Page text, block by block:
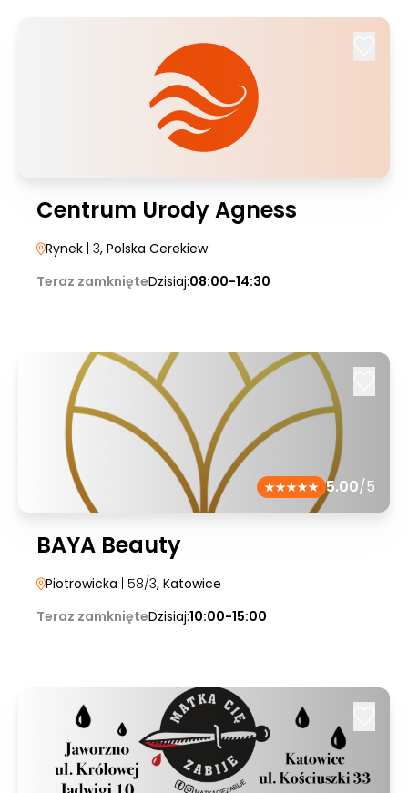
Centrum Urody Agness
Rynek | 3, Polska Cerekiew
Teraz zamknięteDzisiaj:08:00-14:30
5.00/5
BAYA Beauty
Piotrowicka | 58/3, Katowice
Teraz zamknięteDzisiaj:10:00-15:00